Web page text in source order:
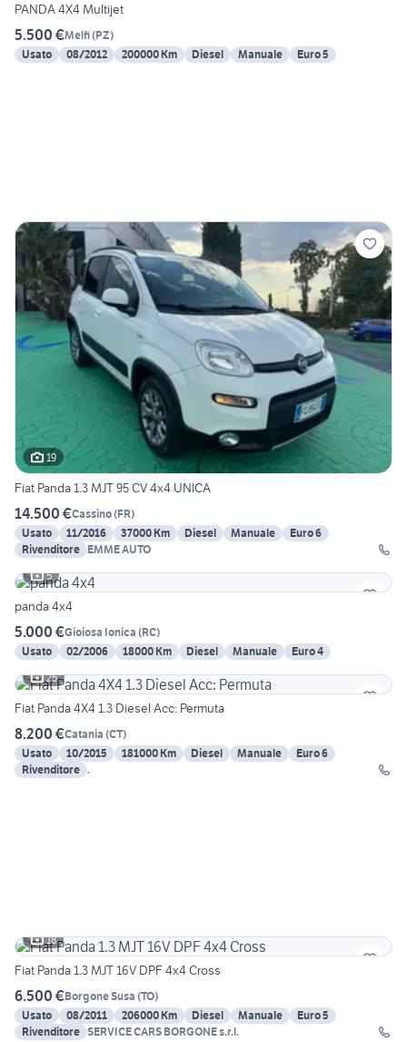
PANDA 4X4 Multijet
5.500 €Melfi(PZ)
Usato
08/2012 200000 Km Diesel Manuale Euro 5
19
Fiat Panda 1.3 MJT 95 CV 4x4 UNICA
14.500 €Cassino(FR)
Usato
11/2016 37000 Km Diesel Manuale
Euro 6
Rivenditore EMME AUTO
5
panda 4x4
5.000 €Gioiosa Ionica (RC)
Usato
02/2006 18000 Km Diesel Manuale
Euro 4
25
Fiat Panda 4X4 1.3 Diesel Acc: Permuta
8.200 €Catania (CT)
Usato
10/2015 181000 Km Diesel Manuale
Euro 6
Rivenditore .
18
Fiat Panda 1.3 MJT 16V DPF 4x4 Cross
6.500 €Borgone Susa (TO)
Usato
08/2011 206000 Km Diesel Manuale
Euro 5
Rivenditore SERVICE CARS BORGONE s.r.l.